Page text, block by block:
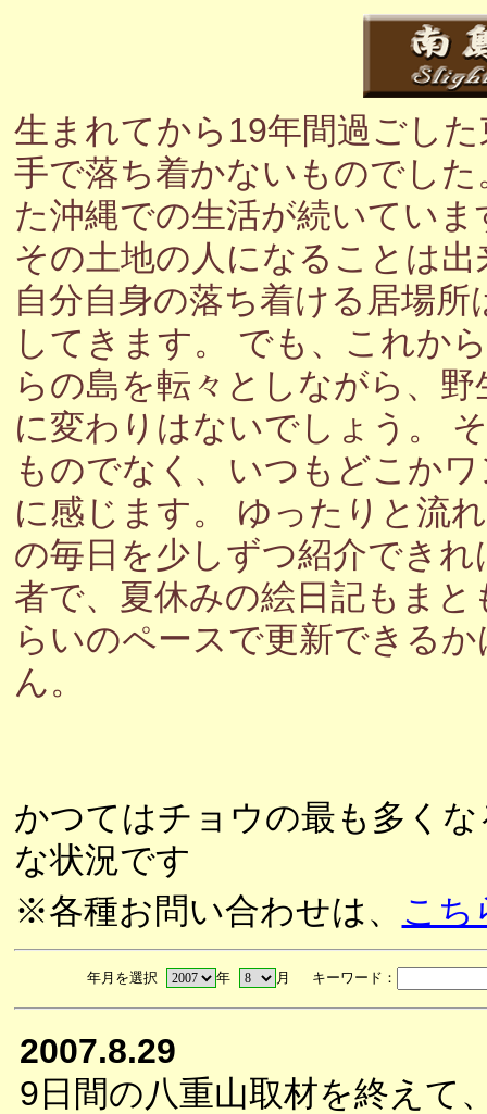
生まれてから19年間過ごし
手で落ち着かないものでし
た沖縄での生活が続いてい
その土地の人になることは
自分自身の落ち着ける居場
してきます。 でも、これか
らの島を転々としながら、
に変わりはないでしょう。
ものでなく、いつもどこか
に感じます。 ゆったりと流
の毎日を少しずつ紹介でき
者で、夏休みの絵日記もま
らいのペースで更新できる
ん。
かつてはチョウの最も多く
な状況です
※各種お問い合わせは、 こち
年月を選択 年 月 キーワード：
2007.8.29
9日間の八重山取材を終えて